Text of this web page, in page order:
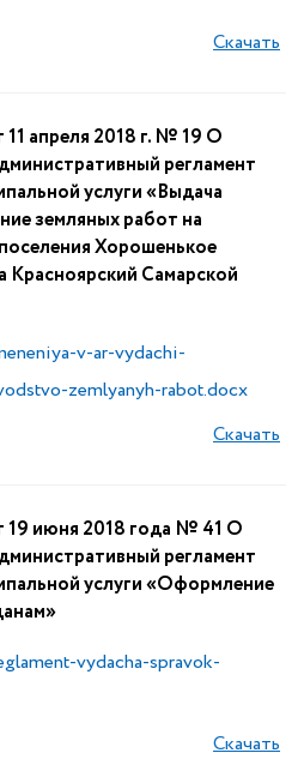
Скачать
апреля 2018 г. № 19 О
регламент
услуги «Выдача
земляных работ на
Хорошенькое
Красноярский Самарской
v-ar-vydachi-
zemlyanyh-rabot.docx
Скачать
июня 2018 года № 41 О
регламент
услуги «Оформление
vydacha-spravok-
Скачать